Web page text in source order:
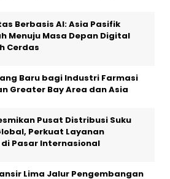
Berbasis AI: Asia Pasifik
Menuju Masa Depan Digital
Cerdas
Baru bagi Industri Farmasi
Greater Bay Area dan Asia
Pusat Distribusi Suku
Perkuat Layanan
Pasar Internasional
Lima Jalur Pengembangan